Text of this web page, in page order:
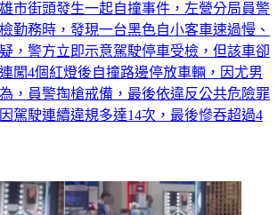
市街頭發生一起自撞事件，左營分局員警
勤務時，發現一台黑色自小客車速過慢、
，警方立即示意駕駛停車受檢，但該車卻
闖4個紅燈後自撞路邊停放車輛，因尤男
，員警掏槍戒備，最後依違反公共危險罪
駕駛連續違規多達14次，最後慘吞超過4